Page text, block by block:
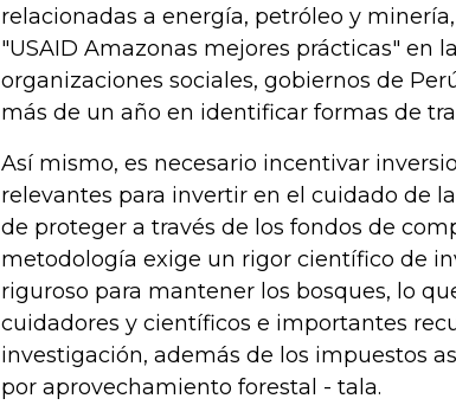
relacionadas a energía, petróleo y
"USAID Amazonas mejores prácticas" en
organizaciones sociales, gobiernos de
más de un año en identificar formas de
Así mismo, es necesario incentivar
relevantes para invertir en el cuidado de
de proteger a través de los fondos de
metodología exige un rigor científico de
riguroso para mantener los bosques, lo
cuidadores y científicos e importantes
investigación, además de los impuestos
por aprovechamiento forestal - tala.